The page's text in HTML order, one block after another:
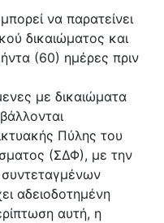
να παρατείνει
δικαιώματος και
(60) ημέρες πριν
με δικαιώματα
Πύλης του
(ΣΔΦ), με την
συντεταγμένων
αδειοδοτημένη
αυτή, η